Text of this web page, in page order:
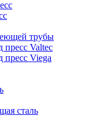
трубы
пресс Valtec
пресс Viega
сталь